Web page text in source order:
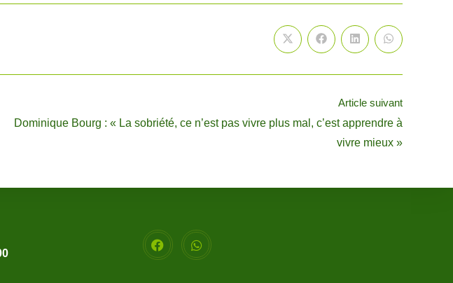
Article suivant
Dominique Bourg : « La sobriété, ce n’est pas vivre plus mal, c’est apprendre à
vivre mieux »